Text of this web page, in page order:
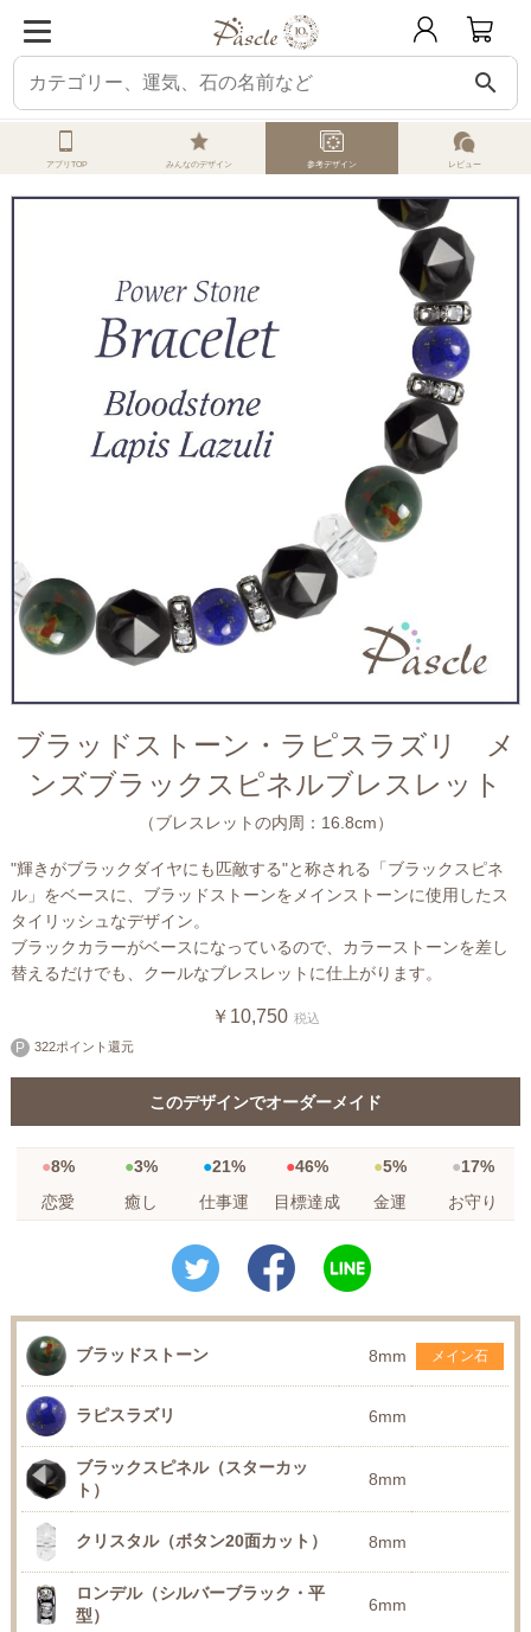
search
ホーム オーダーメイド 参考デザイン ブラッドストーン ブラッドスト
アプリTOP みんなのデザイン 参考デザイン レビュー
ブラッドストーン・ラピスラズリ メ
ンズブラックスピネルブレスレット
（ブレスレットの内周：16.8cm）
"輝きがブラックダイヤにも匹敵する"と称される「ブラックスピネ
ル」をベースに、ブラッドストーンをメインストーンに使用したス
タイリッシュなデザイン。
ブラックカラーがベースになっているので、カラーストーンを差し
替えるだけでも、クールなブレスレットに仕上がります。
￥10,750 税込
322ポイント還元
このデザインでオーダーメイド
8% 3% 21% 46% 5%
17%
恋愛
癒し 仕事運 目標達成 金運 お守り
ブラッドストーン 8mm メイン石
ラピスラズリ 6mm
ブラックスピネル（スターカッ
ト）
8mm
クリスタル（ボタン20面カット） 8mm
ロンデル（シルバーブラック・平
型）
6mm